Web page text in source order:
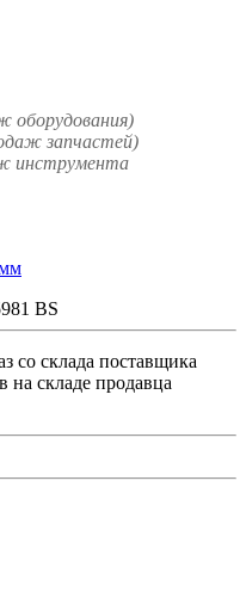
оборудования)
запчастей)
инструмента
BS
со склада поставщика
на складе продавца